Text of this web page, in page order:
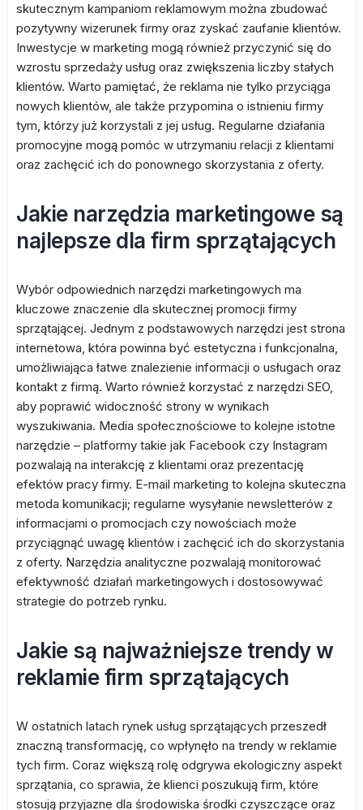
skutecznym kampaniom reklamowym można zbudować
pozytywny wizerunek firmy oraz zyskać zaufanie klientów.
Inwestycje w marketing mogą również przyczynić się do
wzrostu sprzedaży usług oraz zwiększenia liczby stałych
klientów. Warto pamiętać, że reklama nie tylko przyciąga
nowych klientów, ale także przypomina o istnieniu firmy
tym, którzy już korzystali z jej usług. Regularne działania
promocyjne mogą pomóc w utrzymaniu relacji z klientami
oraz zachęcić ich do ponownego skorzystania z oferty.
Jakie narzędzia marketingowe są
najlepsze dla firm sprzątających
Wybór odpowiednich narzędzi marketingowych ma
kluczowe znaczenie dla skutecznej promocji firmy
sprzątającej. Jednym z podstawowych narzędzi jest strona
internetowa, która powinna być estetyczna i funkcjonalna,
umożliwiająca łatwe znalezienie informacji o usługach oraz
kontakt z firmą. Warto również korzystać z narzędzi SEO,
aby poprawić widoczność strony w wynikach
wyszukiwania. Media społecznościowe to kolejne istotne
narzędzie – platformy takie jak Facebook czy Instagram
pozwalają na interakcję z klientami oraz prezentację
efektów pracy firmy. E-mail marketing to kolejna skuteczna
metoda komunikacji; regularne wysyłanie newsletterów z
informacjami o promocjach czy nowościach może
przyciągnąć uwagę klientów i zachęcić ich do skorzystania
z oferty. Narzędzia analityczne pozwalają monitorować
efektywność działań marketingowych i dostosowywać
strategie do potrzeb rynku.
Jakie są najważniejsze trendy w
reklamie firm sprzątających
W ostatnich latach rynek usług sprzątających przeszedł
znaczną transformację, co wpłynęło na trendy w reklamie
tych firm. Coraz większą rolę odgrywa ekologiczny aspekt
sprzątania, co sprawia, że klienci poszukują firm, które
stosują przyjazne dla środowiska środki czyszczące oraz